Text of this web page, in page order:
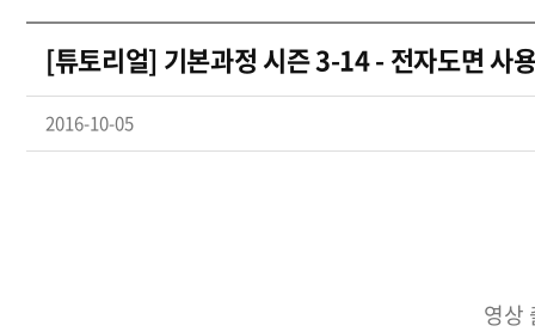
[튜토리얼] 기본과정 시즌 3-14 - 전자도면 사
2016-10-05
영